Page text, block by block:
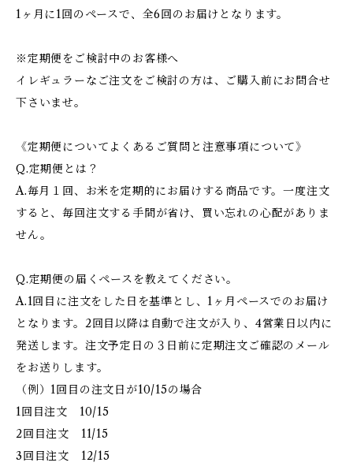
1ヶ月に1回のペースで、全6回のお届けとなります。
※定期便をご検討中のお客様へ
イレギュラーなご注文をご検討の方は、ご購入前にお問合せ
下さいませ。
《定期便についてよくあるご質問と注意事項について》
Q.定期便とは？
A.毎月１回、お米を定期的にお届けする商品です。一度注文
すると、毎回注文する手間が省け、買い忘れの心配がありま
せん。
Q.定期便の届くペースを教えてください。
A.1回目に注文をした日を基準とし、1ヶ月ペースでのお届け
となります。2回目以降は自動で注文が入り、4営業日以内に
発送します。注文予定日の３日前に定期注文ご確認のメール
をお送りします。
（例）1回目の注文日が10/15の場合
1回目注文 10/15
2回目注文 11/15
3回目注文 12/15